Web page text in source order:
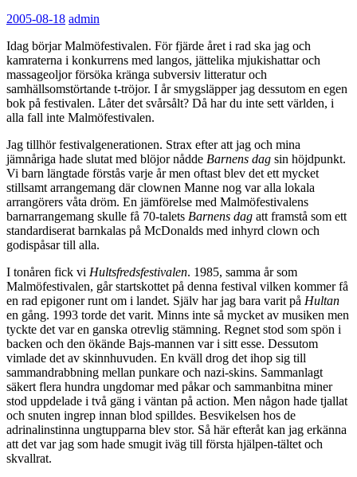
2005-08-18 admin
Idag börjar Malmöfestivalen. För fjärde året i rad ska jag och
kamraterna i konkurrens med langos, jättelika mjukishattar och
massageoljor försöka kränga subversiv litteratur och
samhällsomstörtande t-tröjor. I år smygsläpper jag dessutom en egen
bok på festivalen. Låter det svårsålt? Då har du inte sett världen, i
alla fall inte Malmöfestivalen.
Jag tillhör festivalgenerationen. Strax efter att jag och mina
jämnåriga hade slutat med blöjor nådde Barnens dag sin höjdpunkt.
Vi barn längtade förstås varje år men oftast blev det ett mycket
stillsamt arrangemang där clownen Manne nog var alla lokala
arrangörers våta dröm. En jämförelse med Malmöfestivalens
barnarrangemang skulle få 70-talets Barnens dag att framstå som ett
standardiserat barnkalas på McDonalds med inhyrd clown och
godispåsar till alla.
I tonåren fick vi Hultsfredsfestivalen. 1985, samma år som
Malmöfestivalen, går startskottet på denna festival vilken kommer få
en rad epigoner runt om i landet. Själv har jag bara varit på Hultan
en gång. 1993 torde det varit. Minns inte så mycket av musiken men
tyckte det var en ganska otrevlig stämning. Regnet stod som spön i
backen och den ökände Bajs-mannen var i sitt esse. Dessutom
vimlade det av skinnhuvuden. En kväll drog det ihop sig till
sammandrabbning mellan punkare och nazi-skins. Sammanlagt
säkert flera hundra ungdomar med påkar och sammanbitna miner
stod uppdelade i två gäng i väntan på action. Men någon hade tjallat
och snuten ingrep innan blod spilldes. Besvikelsen hos de
adrinalinstinna ungtupparna blev stor. Så här efteråt kan jag erkänna
att det var jag som hade smugit iväg till första hjälpen-tältet och
skvallrat.